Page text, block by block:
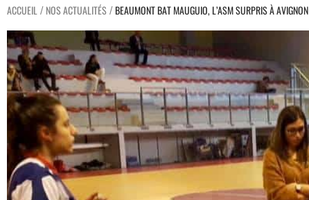
ACCUEIL / NOS ACTUALITÉS/BEAUMONT BAT MAUGUIO, L’ASM SURPRIS À AVIGNON